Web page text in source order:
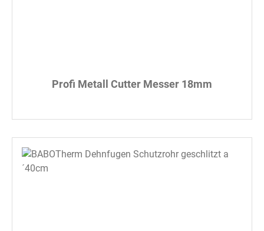
Profi Metall Cutter Messer 18mm